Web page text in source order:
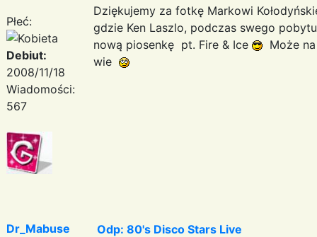
Płeć:
Debiut:
2008/11/18
Wiadomości:
567
Dziękujemy za fotkę Markowi
gdzie Ken Laszlo, podczas swego
nową piosenkę pt. Fire & Ice
Może
wie
Dr_Mabuse
Odp: 80's Disco Stars Live